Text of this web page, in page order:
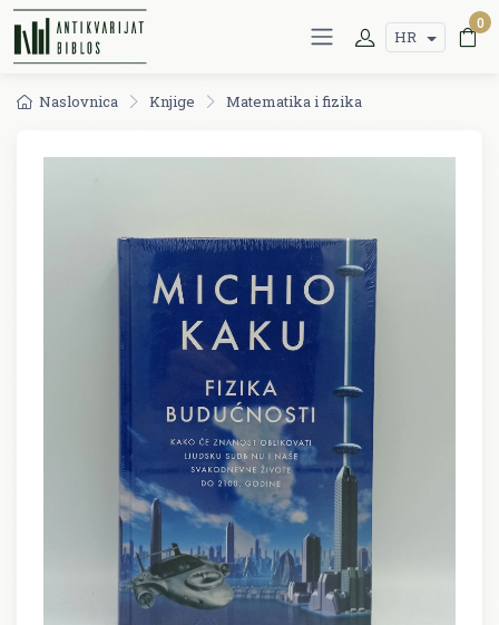
HR
0
Naslovnica Knjige Matematika i fizika